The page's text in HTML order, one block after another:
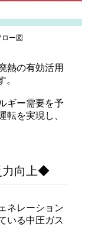
ー図
熱の有効活用
。
ギー需要を予
転を実現し、
力向上◆
ネレーション
いる中圧ガス